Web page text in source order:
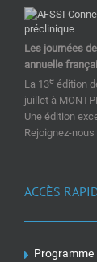
Les journées
annuelle
La 13e édition
juillet à
Une édition
Rejoignez-nous
ACCÈS
Programme